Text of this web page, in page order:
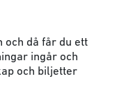
och då får du ett
ingår och
och biljetter